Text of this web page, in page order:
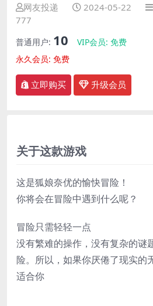
网友投递 2024-05-22
777
普通用户: 10 VIP会员: 免费
永久会员: 免费
立即购买 升级会员
关于这款游戏
这是狐娘奈优的愉快冒险！
你将会在冒险中遇到什么呢？
冒险只需轻轻一点
没有繁难的操作，没有复杂的谜
险。所以，如果你厌倦了现实的
适合你